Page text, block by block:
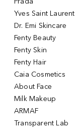
Yves Saint Laurent
Dr. Emi Skincare
Fenty Beauty
Fenty Skin
Fenty Hair
Caia Cosmetics
About Face
Milk Makeup
ARMAF
Transparent Lab